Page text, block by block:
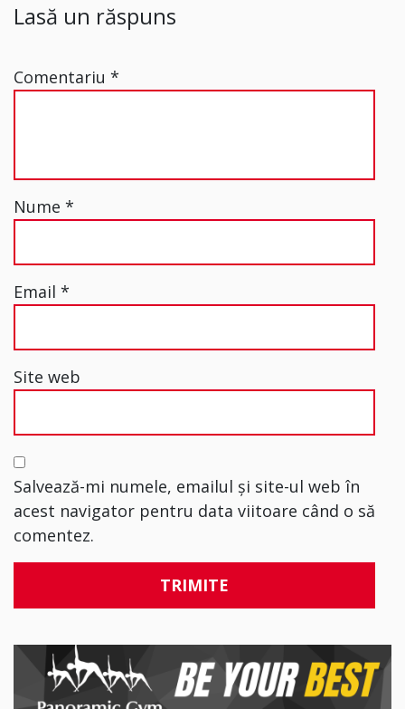
Lasă un răspuns
Comentariu *
Nume *
Email *
Site web
Salvează-mi numele, emailul și site-ul web în
acest navigator pentru data viitoare când o să
comentez.